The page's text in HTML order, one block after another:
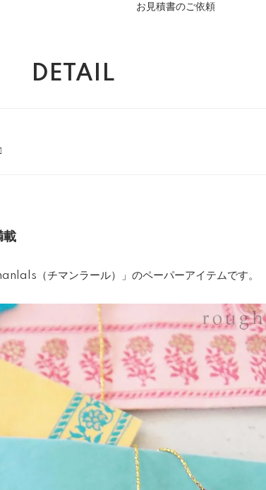
お見積書のご依頼
DETAIL
載
（チマンラール）」のペーパーアイテムです。